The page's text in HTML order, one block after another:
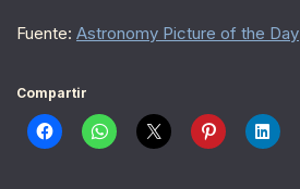
Fuente: Astronomy Picture of the Day
Compartir